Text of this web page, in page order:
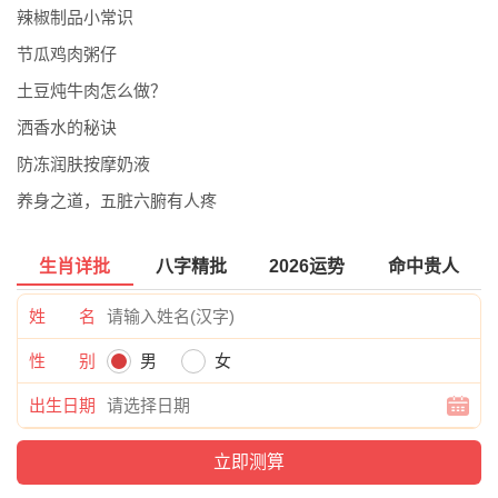
辣椒制品小常识
节瓜鸡肉粥仔
土豆炖牛肉怎么做？
洒香水的秘诀
防冻润肤按摩奶液
养身之道，五脏六腑有人疼
生肖详批 八字精批 2026运势 命中贵人
姓 名
性 别 男 女
出生日期